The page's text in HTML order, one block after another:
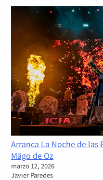
Arranca La Noche de las
Mägo de Oz
marzo 12, 2026
Javier Paredes